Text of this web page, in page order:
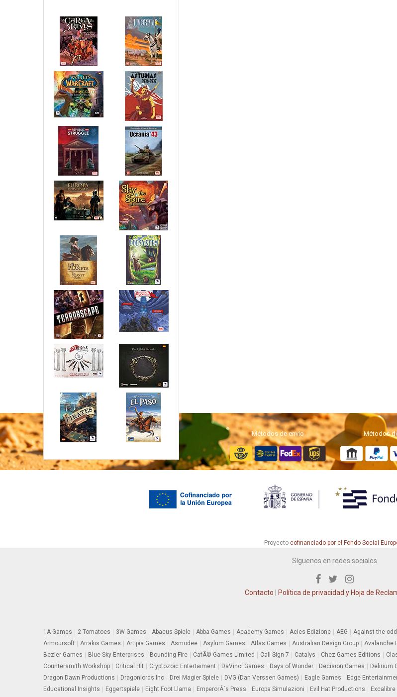
Métodos de envío Métodos
Proyecto cofinanciado por el Fondo Social
Síguenos en redes sociales
Contacto Política de privacidad y Hoja de
1A Games 2 Tomatoes 3W Games Abacus Spiele Abba Games Academy Games Acies Edizione AEG Against the
Armoursoft
Arrakis Games Artipia Games Asmodee Asylum Games Atlas Games Australian Design Group Avalanche
Bezier Games
Blue Sky Enterprises Bounding Fire CafÃ© Games Limited Call Sign 7 Catalys Chez Games Editions
Countersmith Workshop
Critical Hit Cryptozoic Entertaiment DaVinci Games Days of Wonder Decision Games Delirium
Dragon Dawn Productions
Dragonlords Inc Drei Magier Spiele DVG (Dan Verssen Games) Eagle Games Edge
Educational Insights
Eggertspiele Eight Foot Llama EmperorÂ´s Press Europa Simulazioni Evil Hat Productions